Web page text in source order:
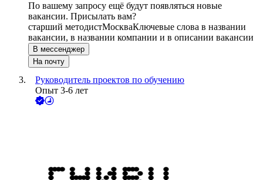
По вашему запросу ещё будут появляться новые
вакансии. Присылать вам?
старший методистМоскваКлючевые слова в названии
вакансии, в названии компании и в описании вакансии
В мессенджер
На почту
Руководитель проектов по обучению
Опыт 3-6 лет